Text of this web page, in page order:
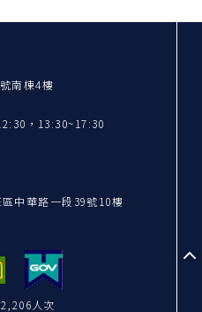
南棟4樓
，13:30~17:30
中華路一段39號10樓
人次
至